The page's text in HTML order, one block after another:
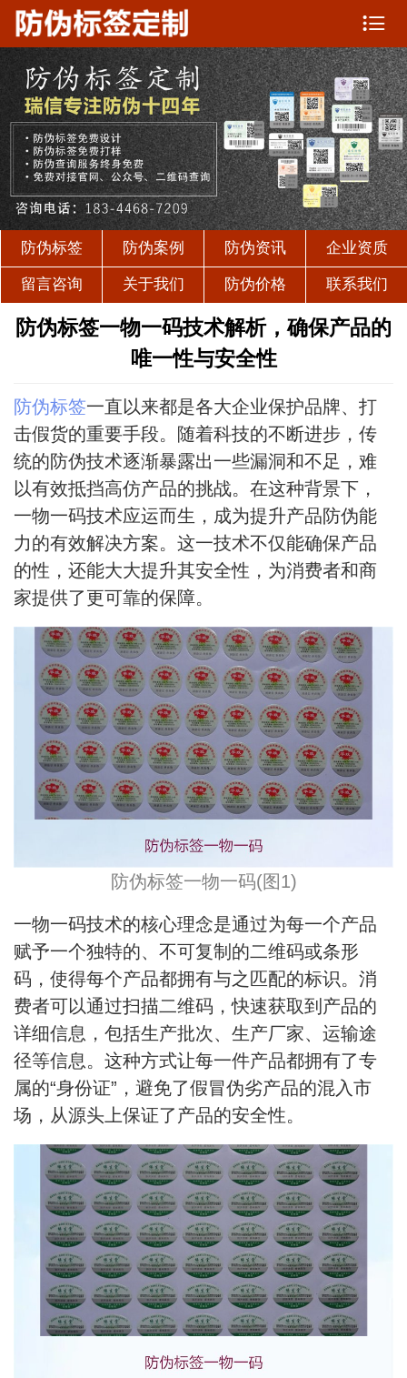

防伪标签 防伪案例 防伪资讯 企业资质
留言咨询 关于我们 防伪价格 联系我们
防伪标签一物一码技术解析，确保产品的
唯一性与安全性
防伪标签一直以来都是各大企业保护品牌、打
击假货的重要手段。随着科技的不断进步，传
统的防伪技术逐渐暴露出一些漏洞和不足，难
以有效抵挡高仿产品的挑战。在这种背景下，
一物一码技术应运而生，成为提升产品防伪能
力的有效解决方案。这一技术不仅能确保产品
的性，还能大大提升其安全性，为消费者和商
家提供了更可靠的保障。
防伪标签一物一码(图1)
一物一码技术的核心理念是通过为每一个产品
赋予一个独特的、不可复制的二维码或条形
码，使得每个产品都拥有与之匹配的标识。消
费者可以通过扫描二维码，快速获取到产品的
详细信息，包括生产批次、生产厂家、运输途
径等信息。这种方式让每一件产品都拥有了专
属的“身份证”，避免了假冒伪劣产品的混入市
场，从源头上保证了产品的安全性。